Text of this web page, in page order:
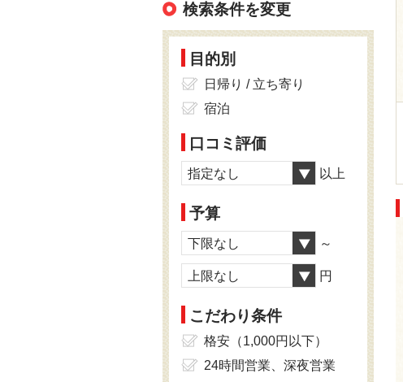
検索条件を変更
目的別
日帰り / 立ち寄り
宿泊
口コミ評価
指定なし 以上
予算
下限なし ～
上限なし 円
こだわり条件
格安（1,000円以下）
24時間営業、深夜営業